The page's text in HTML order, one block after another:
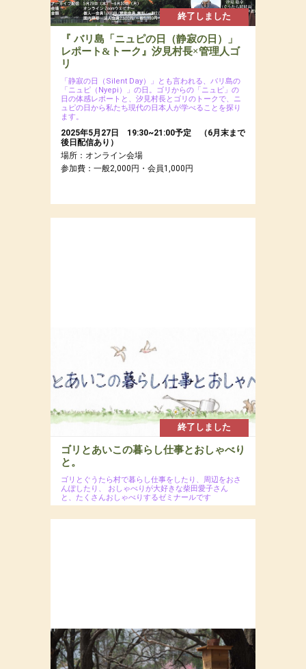
終了しました
『 バリ島「ニュピの日（静寂の日）」
レポート&トーク』汐見村長×管理人ゴ
リ
「静寂の日（Silent Day）」とも言われる、バリ島の
「ニュピ（Nyepi）」の日。ゴリからの「ニュピ」の
日の体感レポートと、汐見村長とゴリのトークで、ニ
ュピの日から私たち現代の日本人が学べることを探り
ます。
2025年5月27日 19:30~21:00予定 （6月末まで
後日配信あり）
場所：オンライン会場
参加費：一般2,000円・会員1,000円
終了しました
ゴリとあいこの暮らし仕事とおしゃべり
と。
ゴリとぐうたら村で暮らし仕事をしたり、周辺をおさ
んぽしたり、
おしゃべりが大好きな柴田愛子さん
と、たくさんおしゃべりするゼミナールです